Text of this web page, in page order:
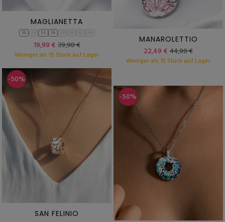
MAGLIANETTA
50 54 56
19,99 €39,98 €
Weniger als 15 Stück auf Lager
MANAROLETTIO
22,49 € 44,98 €
Weniger als 15 Stück auf Lager
-50%
SAN FELINIO
-50%